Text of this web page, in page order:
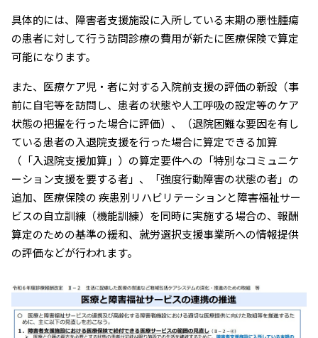
具体的には、障害者支援施設に入所している末期の悪性腫瘍
の患者に対して行う訪問診療の費用が新たに医療保険で算定
可能になります。
また、医療ケア児・者に対する入院前支援の評価の新設（事
前に自宅等を訪問し、患者の状態や人工呼吸の設定等のケア
状態の把握を行った場合に評価）、（退院困難な要因を有し
ている患者の入退院支援を行った場合に算定できる加算
（「入退院支援加算」）の算定要件への「特別なコミュニケ
ーション支援を要する者」、「強度行動障害の状態の者」の
追加、医療保険の 疾患別リハビリテーションと障害福祉サー
ビスの自立訓練（機能訓練）を同時に実施する場合の、報酬
算定のための基準の緩和、就労選択支援事業所への情報提供
の評価などが行われます。